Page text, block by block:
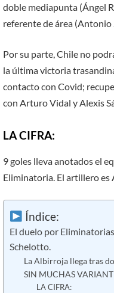
doble mediapunta (Ángel
referente de área (Antonio
Por su parte, Chile no
la última victoria
contacto con Covid;
con Arturo Vidal y Alexis
LA CIFRA:
9 goles lleva anotados el
Eliminatoria. El artillero es
Índice:
El duelo por
Schelotto.
La Albirroja llega tras
SIN MUCHAS
LA CIFRA: